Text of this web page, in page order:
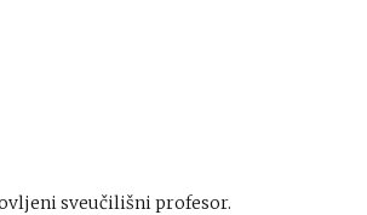
sveučilišni profesor.